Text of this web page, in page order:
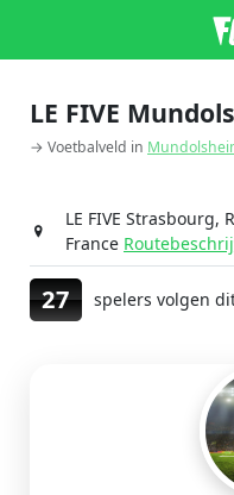
LE FIVE
→ Voetbalveld in
LE FIVE
France
27 spelers volgen